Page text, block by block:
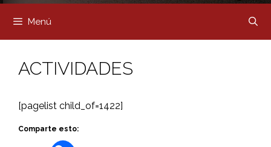
Menú
ACTIVIDADES
[pagelist child_of=1422]
Comparte esto: